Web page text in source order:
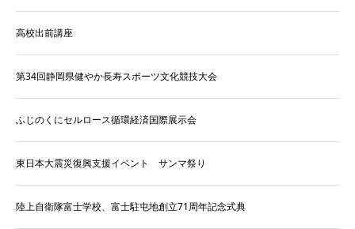
高校出前講座
第34回静岡県健やか長寿スポーツ文化競技大会
ふじのくにセルロース循環経済国際展示会
東日本大震災復興支援イベント サンマ祭り
陸上自衛隊富士学校、富士駐屯地創立71周年記念式典